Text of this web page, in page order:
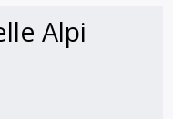
Alpi